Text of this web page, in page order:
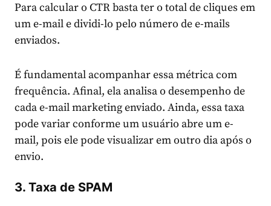
Para calcular o CTR basta ter o total de cliques em
um e-mail e dividi-lo pelo número de e-mails
enviados.
É fundamental acompanhar essa métrica com
frequência. Afinal, ela analisa o desempenho de
cada e-mail marketing enviado. Ainda, essa taxa
pode variar conforme um usuário abre um e-
mail, pois ele pode visualizar em outro dia após o
envio.
3. Taxa de SPAM